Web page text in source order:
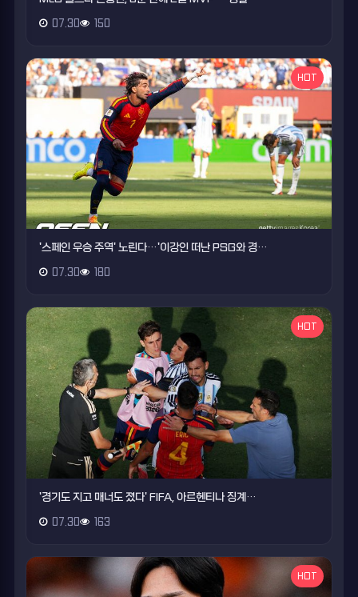
07.30 150
HOT
'스페인 우승 주역' 노린다…'이강인 떠난 PSG와 경…
07.30 180
HOT
'경기도 지고 매너도 졌다' FIFA, 아르헨티나 징계…
07.30 163
HOT